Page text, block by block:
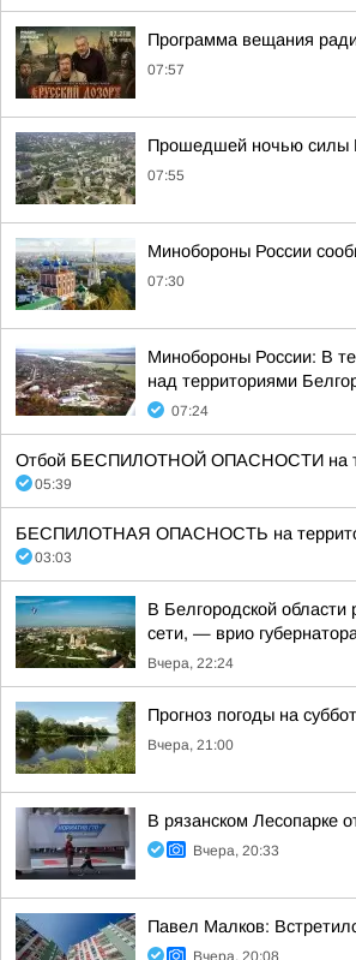
Программа вещания
07:57
Прошедшей ночью силы
07:55
Минобороны России
07:30
Минобороны России: В
над территориями
07:24
Отбой БЕСПИЛОТНОЙ ОПАСНОСТИ на
05:39
БЕСПИЛОТНАЯ ОПАСНОСТЬ на
03:03
В Белгородской
сети, — врио губернатора
Вчера, 22:24
Прогноз погоды на
Вчера, 21:00
В рязанском Лесопарке
Вчера, 20:33
Павел Малков:
Вчера, 20:08